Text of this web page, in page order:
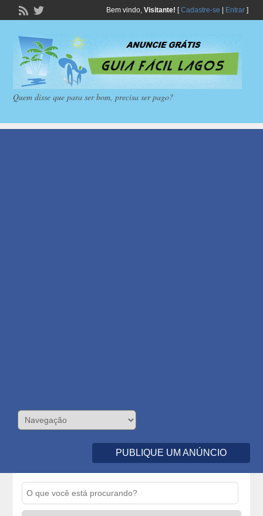
Bem vindo, Visitante! [Cadastre-se Entrar]
Quem disse que para ser bom, precisa ser pago?
PUBLIQUE UM ANÚNCIO